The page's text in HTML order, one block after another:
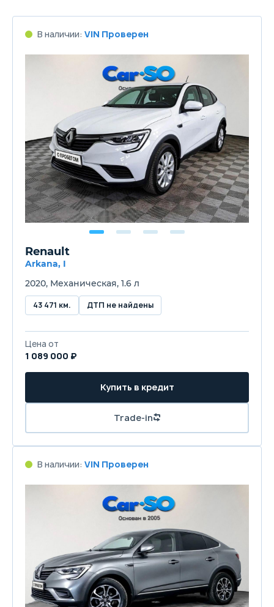
В наличии: VIN Проверен
Renault
Arkana, I
2020, Механическая, 1.6 л
43 471 км. ДТП не найдены
Цена от
1 089 000 ₽
Купить в кредит
Trade-in
В наличии: VIN Проверен